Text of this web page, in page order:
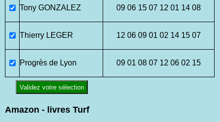
Tony GONZALEZ 09 06 15 07 12 01 14 08
Thierry LEGER 12 06 09 01 02 14 15 07
Progrès de Lyon 09 01 08 07 12 06 02 15
Validez votre sélection
Amazon - livres Turf